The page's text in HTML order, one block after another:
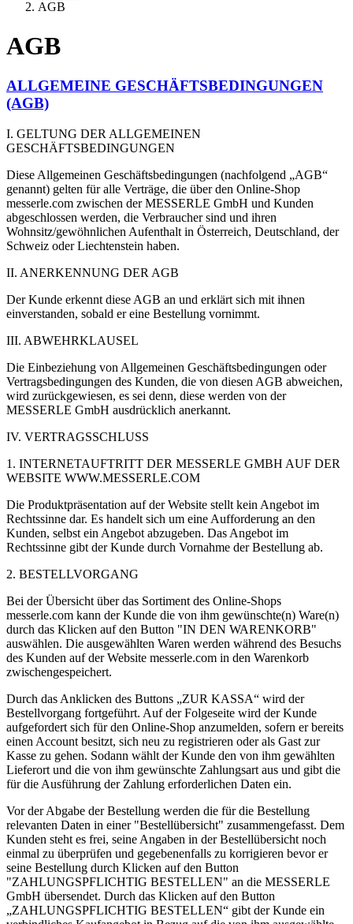
AGB
AGB
ALLGEMEINE GESCHÄFTSBEDINGUNGEN
(AGB)
I. GELTUNG DER ALLGEMEINEN
GESCHÄFTSBEDINGUNGEN
Diese Allgemeinen Geschäftsbedingungen (nachfolgend „AGB“
genannt) gelten für alle Verträge, die über den Online-Shop
messerle.com zwischen der MESSERLE GmbH und Kunden
abgeschlossen werden, die Verbraucher sind und ihren
Wohnsitz/gewöhnlichen Aufenthalt in Österreich, Deutschland, der
Schweiz oder Liechtenstein haben.
II. ANERKENNUNG DER AGB
Der Kunde erkennt diese AGB an und erklärt sich mit ihnen
einverstanden, sobald er eine Bestellung vornimmt.
III. ABWEHRKLAUSEL
Die Einbeziehung von Allgemeinen Geschäftsbedingungen oder
Vertragsbedingungen des Kunden, die von diesen AGB abweichen,
wird zurückgewiesen, es sei denn, diese werden von der
MESSERLE GmbH ausdrücklich anerkannt.
IV. VERTRAGSSCHLUSS
1. INTERNETAUFTRITT DER MESSERLE GMBH AUF DER
WEBSITE WWW.MESSERLE.COM
Die Produktpräsentation auf der Website stellt kein Angebot im
Rechtssinne dar. Es handelt sich um eine Aufforderung an den
Kunden, selbst ein Angebot abzugeben. Das Angebot im
Rechtssinne gibt der Kunde durch Vornahme der Bestellung ab.
2. BESTELLVORGANG
Bei der Übersicht über das Sortiment des Online-Shops
messerle.com kann der Kunde die von ihm gewünschte(n) Ware(n)
durch das Klicken auf den Button "IN DEN WARENKORB"
auswählen. Die ausgewählten Waren werden während des Besuchs
des Kunden auf der Website messerle.com in den Warenkorb
zwischengespeichert.
Durch das Anklicken des Buttons „ZUR KASSA“ wird der
Bestellvorgang fortgeführt. Auf der Folgeseite wird der Kunde
aufgefordert sich für den Online-Shop anzumelden, sofern er bereits
einen Account besitzt, sich neu zu registrieren oder als Gast zur
Kasse zu gehen. Sodann wählt der Kunde den von ihm gewählten
Lieferort und die von ihm gewünschte Zahlungsart aus und gibt die
für die Ausführung der Zahlung erforderlichen Daten ein.
Vor der Abgabe der Bestellung werden die für die Bestellung
relevanten Daten in einer "Bestellübersicht" zusammengefasst. Dem
Kunden steht es frei, seine Angaben in der Bestellübersicht noch
einmal zu überprüfen und gegebenenfalls zu korrigieren bevor er
seine Bestellung durch Klicken auf den Button
"ZAHLUNGSPFLICHTIG BESTELLEN" an die MESSERLE
GmbH übersendet. Durch das Klicken auf den Button
„ZAHLUNGSPFLICHTIG BESTELLEN“ gibt der Kunde ein